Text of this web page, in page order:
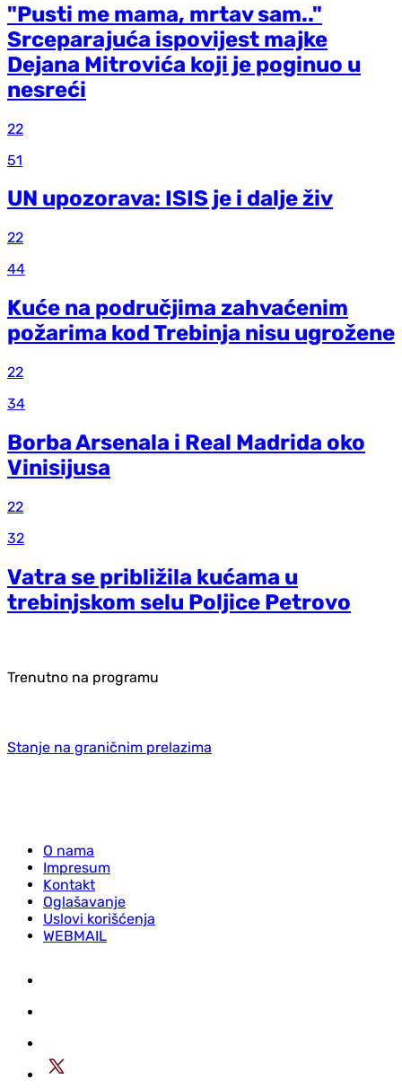
"Pusti me mama, mrtav sam.."
Srceparajuća ispovijest majke
Dejana Mitrovića koji je poginuo u
nesreći
22
51
UN upozorava: ISIS je i dalje živ
22
44
Kuće na područjima zahvaćenim
požarima kod Trebinja nisu ugrožene
22
34
Borba Arsenala i Real Madrida oko
Vinisijusa
22
32
Vatra se približila kućama u
trebinjskom selu Poljice Petrovo
Trenutno na programu
Stanje na graničnim prelazima
O nama
Impresum
Kontakt
Oglašavanje
Uslovi korišćenja
WEBMAIL